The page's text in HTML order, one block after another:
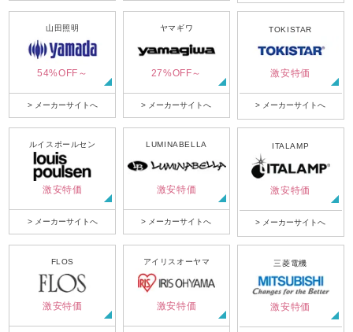
山田照明
54%OFF～
> メーカーサイトへ
ヤマギワ
27%OFF～
> メーカーサイトへ
TOKISTAR
激安特価
> メーカーサイトへ
ルイスポールセン
激安特価
> メーカーサイトへ
LUMINABELLA
激安特価
> メーカーサイトへ
ITALAMP
激安特価
> メーカーサイトへ
FLOS
激安特価
アイリスオーヤマ
激安特価
三菱電機
激安特価